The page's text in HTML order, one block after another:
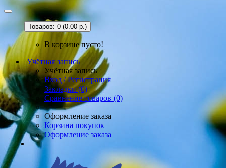
Товаров: 0 (0.00 р.)
В корзине пусто!
Учётная запись
Учётная запись
Вход / Регистрация
Закладки (0)
Сравнение товаров (0)
Оформление заказа
Корзина покупок
Оформление заказа